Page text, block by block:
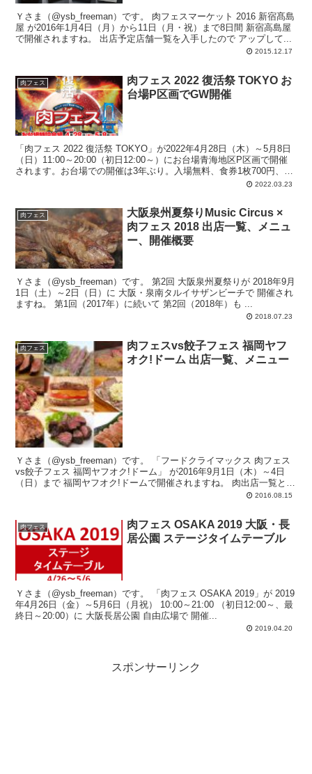
Ｙさま（@ysb_freeman）です。 肉フェスマーケット 2016 新宿髙島
屋 が2016年1月4日（月）から11日（月・祝）まで8日間 新宿高島屋
で開催されますね。 出店予定店舗一覧を入手したので アップして...
2015.12.17
肉フェス
肉フェス 2022 復活祭 TOKYO お
台場P区画でGW開催
「肉フェス 2022 復活祭 TOKYO」が2022年4月28日（木）～5月8日
（日）11:00～20:00（初日12:00～）にお台場青海地区P区画で開催
されます。お台場での開催は3年ぶり。入場無料、食券1枚700円、食
2022.03.23
肉フェス
大阪泉州夏祭りMusic Circus ×
肉フェス 2018 出店一覧、メニュ
ー、開催概要
Ｙさま（@ysb_freeman）です。 第2回 大阪泉州夏祭りが 2018年9月
1日（土）～2日（日）に 大阪・泉南タルイサザンビーチで 開催され
ますね。 第1回（2017年）に続いて 第2回（2018年）も ...
2018.07.23
肉フェス
肉フェスvs餃子フェス 福岡ヤフ
オク!ドーム 出店一覧、メニュー
Ｙさま（@ysb_freeman）です。 「フードクライマックス 肉フェス
vs餃子フェス 福岡ヤフオク!ドーム」 が2016年9月1日（木）～4日
（日）まで 福岡ヤフオク!ドームで開催されますね。 肉出店一覧と
2016.08.15
肉フェス
肉フェス OSAKA 2019 大阪・長
居公園 ステージタイムテーブル
Ｙさま（@ysb_freeman）です。 「肉フェス OSAKA 2019」が 2019
年4月26日（金）～5月6日（月祝） 10:00～21:00 （初日12:00～、最
終日～20:00）に 大阪長居公園 自由広場で 開催...
2019.04.20
スポンサーリンク